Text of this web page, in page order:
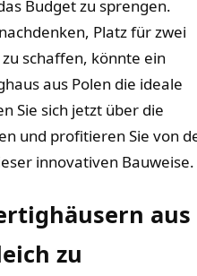
Budget ⁢zu sprengen.
Platz ⁤für zwei
schaffen, ‍könnte ein
⁢aus ⁤Polen ‍die ⁣ideale
Sie sich‍ jetzt über ‌die
und profitieren Sie​ von
‍innovativen Bauweise.
aus
zu